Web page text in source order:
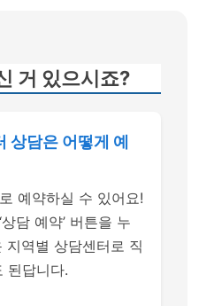
거 있으시죠?
상담은 어떻게 예
예약하실 수 있어요!
담 예약’ 버튼을 누
지역별 상담센터로 직
된답니다.